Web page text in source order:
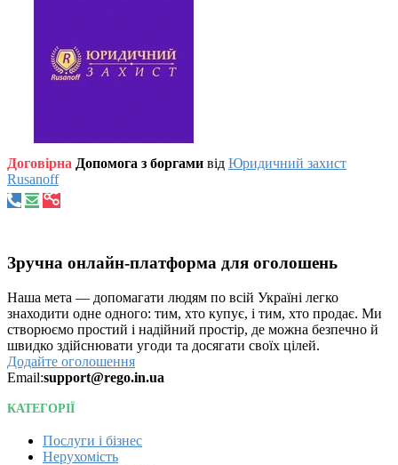
Договірна Допомога з боргами від Юридичний захист
Rusanoff
Зручна онлайн-платформа для оголошень
Наша мета — допомагати людям по всій Україні легко
знаходити одне одного: тим, хто купує, і тим, хто продає. Ми
створюємо простий і надійний простір, де можна безпечно й
швидко здійснювати угоди та досягати своїх цілей.
Додайте оголошення
Email:support@rego.in.ua
КАТЕГОРІЇ
Послуги і бізнес
Нерухомість